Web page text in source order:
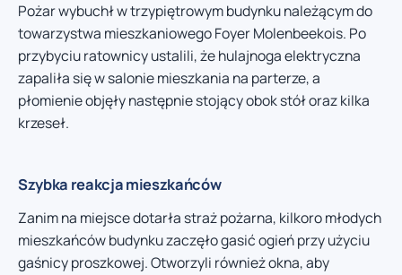
Pożar wybuchł w trzypiętrowym budynku należącym do
towarzystwa mieszkaniowego Foyer Molenbeekois. Po
przybyciu ratownicy ustalili, że hulajnoga elektryczna
zapaliła się w salonie mieszkania na parterze, a
płomienie objęły następnie stojący obok stół oraz kilka
krzeseł.
Szybka reakcja mieszkańców
Zanim na miejsce dotarła straż pożarna, kilkoro młodych
mieszkańców budynku zaczęło gasić ogień przy użyciu
gaśnicy proszkowej. Otworzyli również okna, aby